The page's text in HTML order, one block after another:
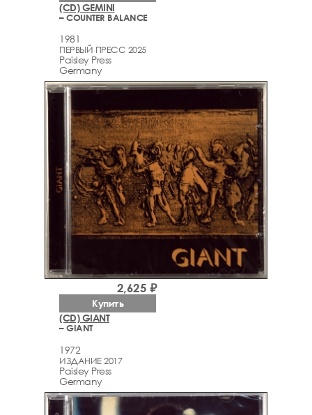
(CD) GEMINI
– COUNTER BALANCE
1981
ПЕРВЫЙ ПРЕСС 2025
Paisley Press
Germany
(CD) GIANT
– GIANT
1972
ИЗДАНИЕ 2017
Paisley Press
Germany
2,625 ₽
Купить